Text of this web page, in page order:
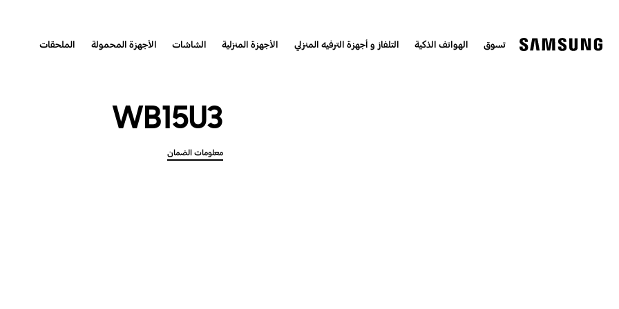
تسوق الهواتف الذكية التلفاز و أجهزة الترفيه المنزلي الأجهزة المنزلية الشاشات الأجهزة المحمولة الملحقات
WB15U3
معلومات الضمان